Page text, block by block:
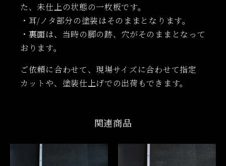
た、未仕上の状態の一枚板です。
・耳/ノタ部分の塗装はそのままとなります。
・裏面は、当時の脚の跡、穴がそのままとなって
おります。
ご依頼に合わせて、現場サイズに合わせて指定
カットや、塗装仕上げでの出荷もできます。
関連商品